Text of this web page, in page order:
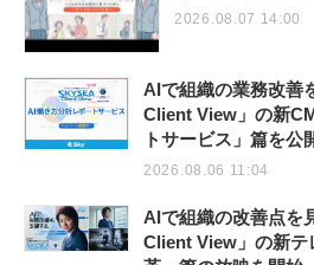
2026.08.07 14:00
AIで組織の業務改善
Client View」の新
トサービス」篇を公
2026.08.06 11:04
AIで組織の改善点を
Client View」の新テ